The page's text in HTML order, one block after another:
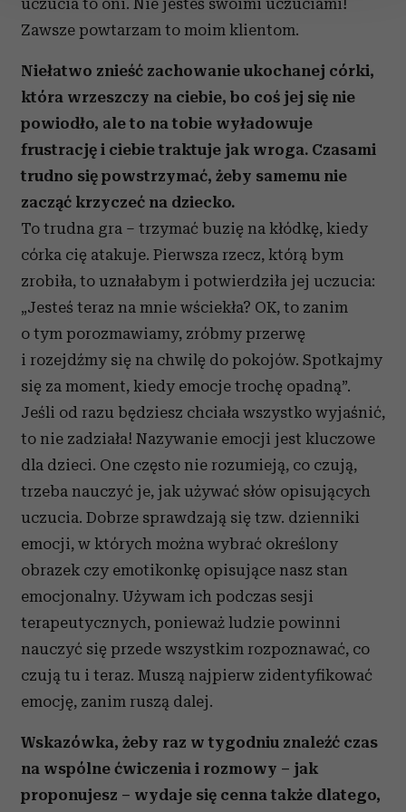
Wykorzystujemy pliki cookie do spersonalizowania treści
analizować ruch w naszej witrynie. Informacje o tym, jak
korzystasz z naszej witryny, udostępniamy partnerom
społecznościowym, reklamowym i analitycznym.
Partnerzy mogą połączyć te informacje z innymi danymi
otrzymanymi od Ciebie lub uzyskanymi podczas
korzystania z ich usług.
uczucia to oni. Nie jesteś swoimi uczuciami!
Zawsze powtarzam to moim klientom.
Niełatwo znieść zachowanie ukochanej córki,
która wrzeszczy na ciebie, bo coś jej się nie
powiodło, ale to na tobie wyładowuje
frustrację i ciebie traktuje jak wroga. Czasami
trudno się powstrzymać, żeby samemu nie
zacząć krzyczeć na dziecko.
To trudna gra – trzymać buzię na kłódkę, kiedy
córka cię atakuje. Pierwsza rzecz, którą bym
zrobiła, to uznałabym i potwierdziła jej uczucia:
„Jesteś teraz na mnie wściekła? OK, to zanim
o tym porozmawiamy, zróbmy przerwę
i rozejdźmy się na chwilę do pokojów. Spotkajmy
się za moment, kiedy emocje trochę opadną”.
Jeśli od razu będziesz chciała wszystko wyjaśnić,
to nie zadziała! Nazywanie emocji jest kluczowe
dla dzieci. One często nie rozumieją, co czują,
trzeba nauczyć je, jak używać słów opisujących
uczucia. Dobrze sprawdzają się tzw. dzienniki
emocji, w których można wybrać określony
obrazek czy emotikonkę opisujące nasz stan
emocjonalny. Używam ich podczas sesji
terapeutycznych, ponieważ ludzie powinni
nauczyć się przede wszystkim rozpoznawać, co
czują tu i teraz. Muszą najpierw zidentyfikować
emocję, zanim ruszą dalej.
Wskazówka, żeby raz w tygodniu znaleźć czas
na wspólne ćwiczenia i rozmowy – jak
proponujesz – wydaje się cenna także dlatego,